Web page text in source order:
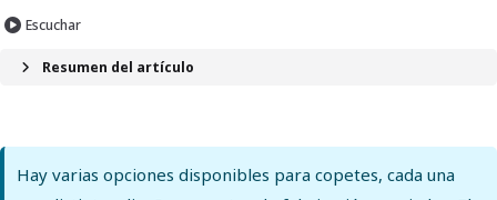
Escuchar
Resumen del artículo
Hay varias opciones disponibles para copetes, cada una